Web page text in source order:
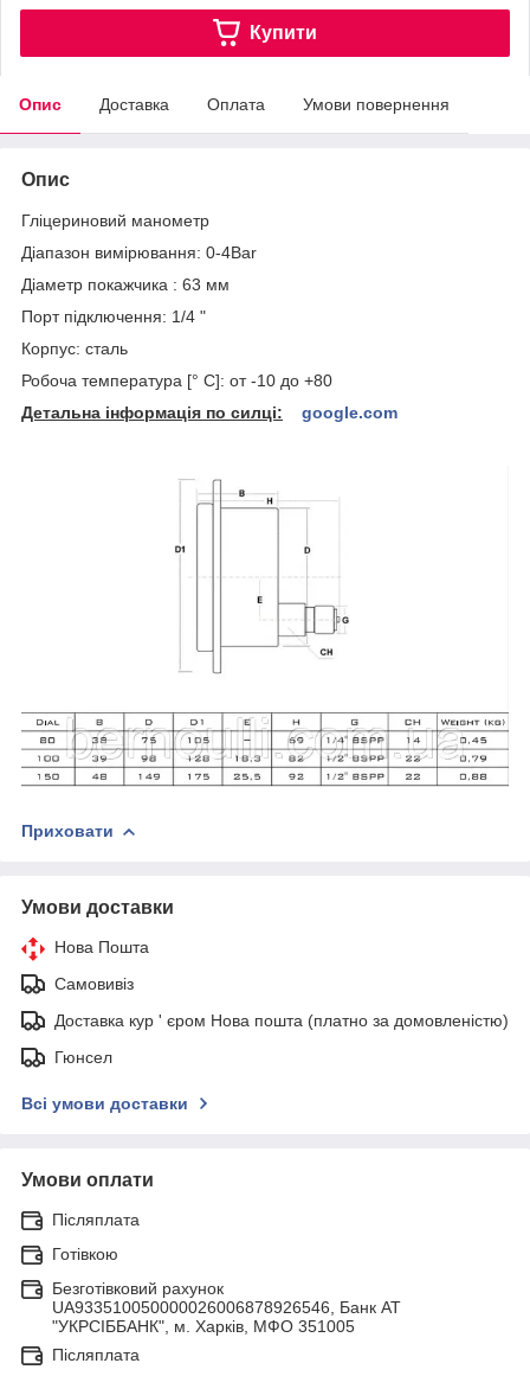
Купити
Опис Доставка Оплата Умови повернення
Опис
Гліцериновий манометр
Діапазон вимірювання: 0-4Bar
Діаметр покажчика : 63 мм
Порт підключення: 1/4 "
Корпус: сталь
Робоча температура [° C]: от -10 до +80
Детальна інформація по силці:
google.com
Приховати
Умови доставки
Нова Пошта
Самовивіз
Доставка кур ' єром Нова пошта (платно за домовленістю)
Гюнсел
Всі умови доставки
Умови оплати
Післяплата
Готівкою
Безготівковий рахунок
UA933510050000026006878926546, Банк АТ
"УКРСIББАНК", м. Харків, МФО 351005
Післяплата